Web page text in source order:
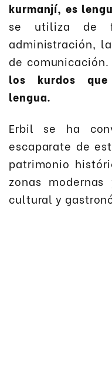
kurmanjí, es
se utiliza de
administración,
de
los kurdos
lengua.
Erbil se ha
escaparate de
patrimonio
zonas
cultural y